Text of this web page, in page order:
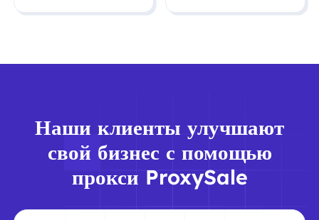
Наши клиенты улучшают
свой бизнес с помощью
прокси ProxySale